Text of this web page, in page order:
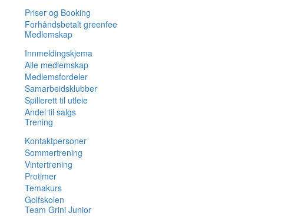
Priser og Booking
Forhåndsbetalt greenfee
Medlemskap
Innmeldingskjema
Alle medlemskap
Medlemsfordeler
Samarbeidsklubber
Spillerett til utleie
Andel til salgs
Trening
Kontaktpersoner
Sommertrening
Vintertrening
Protimer
Temakurs
Golfskolen
Team Grini Junior